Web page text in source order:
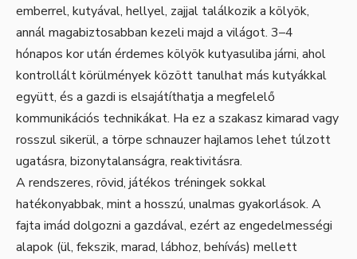
emberrel, kutyával, hellyel, zajjal találkozik a kölyök,
annál magabiztosabban kezeli majd a világot. 3–4
hónapos kor után érdemes kölyök kutyasuliba járni, ahol
kontrollált körülmények között tanulhat más kutyákkal
együtt, és a gazdi is elsajátíthatja a megfelelő
kommunikációs technikákat. Ha ez a szakasz kimarad vagy
rosszul sikerül, a törpe schnauzer hajlamos lehet túlzott
ugatásra, bizonytalanságra, reaktivitásra.
A rendszeres, rövid, játékos tréningek sokkal
hatékonyabbak, mint a hosszú, unalmas gyakorlások. A
fajta imád dolgozni a gazdával, ezért az engedelmességi
alapok (ül, fekszik, marad, lábhoz, behívás) mellett